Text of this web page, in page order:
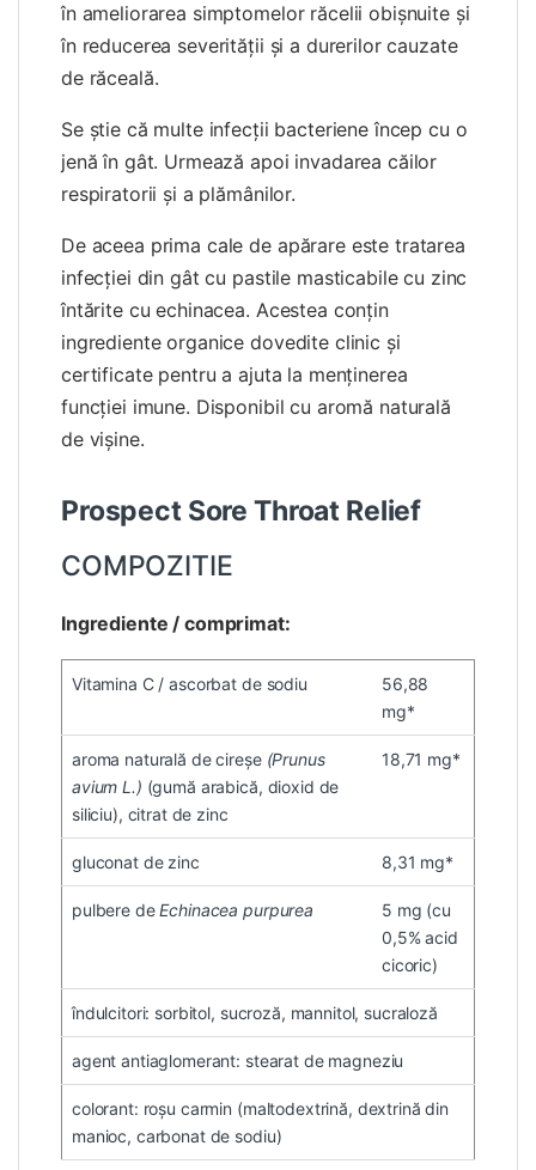
în ameliorarea simptomelor răcelii obișnuite și
în reducerea severității și a durerilor cauzate
de răceală.
Se știe că multe infecții bacteriene încep cu o
jenă în gât. Urmează apoi invadarea căilor
respiratorii și a plămânilor.
De aceea prima cale de apărare este tratarea
infecției din gât cu pastile masticabile cu zinc
întărite cu echinacea. Acestea conțin
ingrediente organice dovedite clinic și
certificate pentru a ajuta la menținerea
funcției imune. Disponibil cu aromă naturală
de vișine.
Prospect Sore Throat Relief
COMPOZITIE
Ingrediente / comprimat:
Vitamina C / ascorbat de sodiu
56,88
mg*
aroma naturală de cireșe (Prunus
avium L.) (gumă arabică, dioxid de
siliciu), citrat de zinc
18,71 mg*
gluconat de zinc 8,31 mg*
pulbere deEchinacea purpurea
5 mg (cu
0,5% acid
cicoric)
îndulcitori: sorbitol, sucroză, mannitol, sucraloză
agent antiaglomerant: stearat de magneziu
colorant: roșu carmin (maltodextrină, dextrină din
manioc, carbonat de sodiu)